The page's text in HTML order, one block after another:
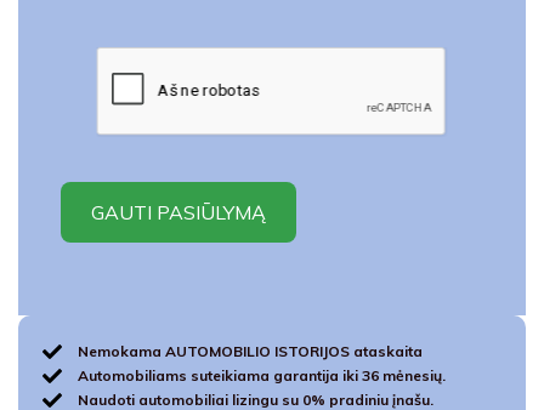
Nemokama AUTOMOBILIO ISTORIJOS ataskaita
Automobiliams suteikiama garantija iki 36 mėnesių.
Naudoti automobiliai lizingu su 0% pradiniu įnašu.